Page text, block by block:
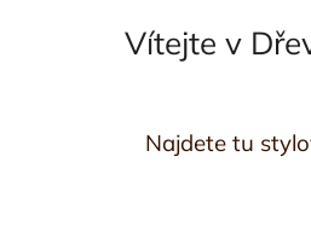
Vítejte v
Najdete tu